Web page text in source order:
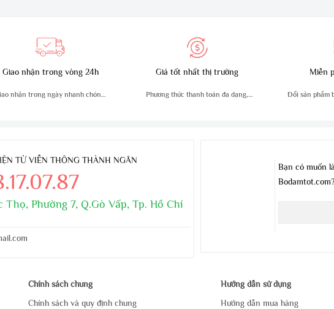
Giao nhận trong vòng 24h
nhận trong ngày nhanh chóng,
Giá tốt nhất thị trường
Phương thức thanh toán đa dạng,
Miễn
Đổi sản phẩm
TỬ VIỄN THÔNG THÀNH NGÂN
Thọ, Phường 7, Q.Gò Vấp, Tp. Hồ Chí
Bạn có muốn
Chính sách chung
Chính sách và quy định chung
Hướng dẫn sử dụng
Hướng dẫn mua hàng